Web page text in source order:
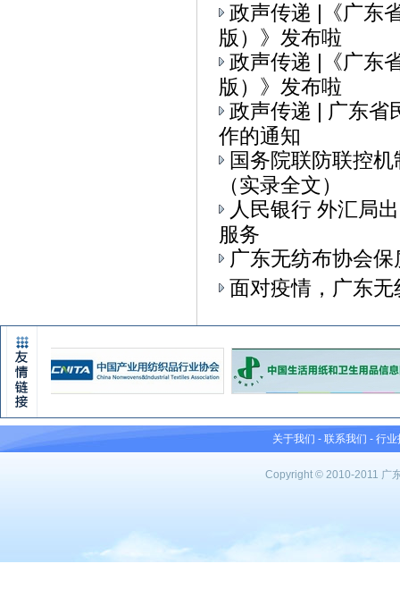
政声传递 |《广东
版）》发布啦
政声传递 |《广东
版）》发布啦
政声传递 | 广东省
作的通知
国务院联防联控
（实录全文）
人民银行 外汇局
服务
广东无纺布协会
面对疫情，广东
关于我们 - 联系我们 - 行业
Copyright © 2010-2011 广